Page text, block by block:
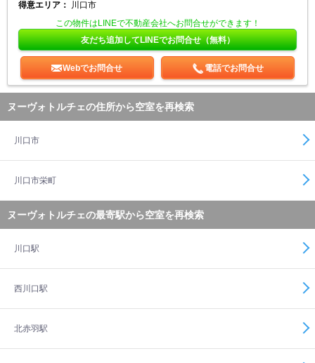
得意エリア：
川口市
この物件はLINEで不動産会社へお問合せができます！
友だち追加してLINEでお問合せ（無料）
Webでお問合せ 電話でお問合せ
ヌーヴォトルチェの住所から空室を再検索
川口市
川口市栄町
ヌーヴォトルチェの最寄駅から空室を再検索
川口駅
西川口駅
北赤羽駅